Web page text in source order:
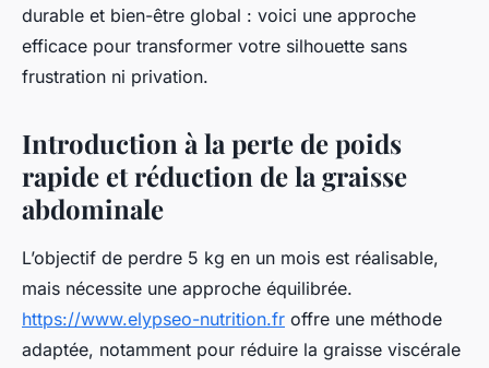
durable et bien-être global : voici une approche
efficace pour transformer votre silhouette sans
frustration ni privation.
Introduction à la perte de poids
rapide et réduction de la graisse
abdominale
L’objectif de perdre 5 kg en un mois est réalisable,
mais nécessite une approche équilibrée.
https://www.elypseo-nutrition.fr offre une méthode
adaptée, notamment pour réduire la graisse viscérale